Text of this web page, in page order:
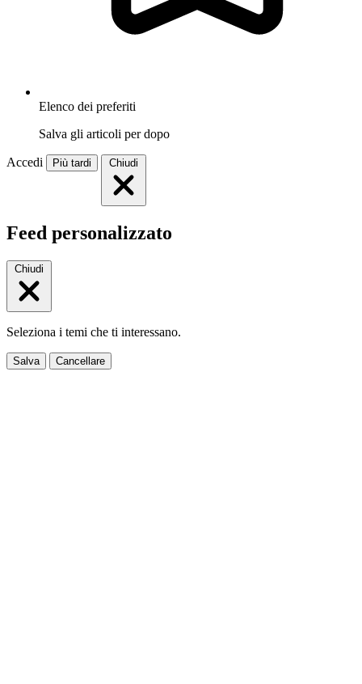
Elenco dei preferiti
Salva gli articoli per dopo
Accedi Più tardi Chiudi
Feed personalizzato
Chiudi
Seleziona i temi che ti interessano.
Salva Cancellare